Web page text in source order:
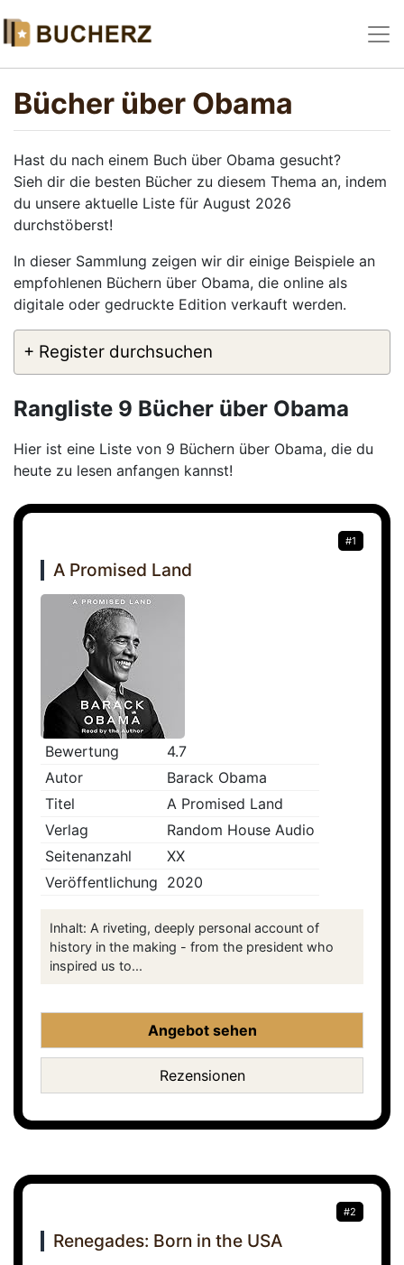
Bücher über Obama
Hast du nach einem Buch über Obama gesucht?
Sieh dir die besten Bücher zu diesem Thema an, indem
du unsere aktuelle Liste für August 2026
durchstöberst!
In dieser Sammlung zeigen wir dir einige Beispiele an
empfohlenen Büchern über Obama, die online als
digitale oder gedruckte Edition verkauft werden.
+ Register durchsuchen
Rangliste 9 Bücher über Obama
Hier ist eine Liste von 9 Büchern über Obama, die du
heute zu lesen anfangen kannst!
#1
A Promised Land
Bewertung
4.7
Autor
Barack Obama
Titel
A Promised Land
Verlag
Random House Audio
Seitenanzahl
XX
Veröffentlichung 2020
Inhalt: A riveting, deeply personal account of
history in the making - from the president who
inspired us to...
Angebot sehen
Rezensionen
#2
Renegades: Born in the USA